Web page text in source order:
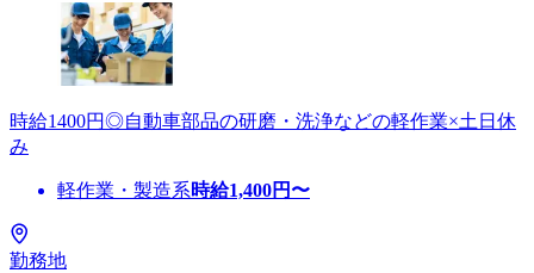
時給1400円◎自動車部品の研磨・洗浄などの軽作業×土日休
み
軽作業・製造系時給1,400円〜
勤務地